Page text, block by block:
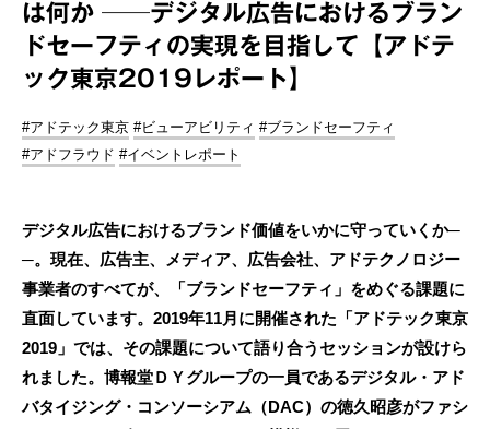
は何か ──デジタル広告におけるブラン
ドセーフティの実現を目指して【アドテ
ック東京2019レポート】
#アドテック東京 #ビューアビリティ #ブランドセーフティ
#アドフラウド #イベントレポート
デジタル広告におけるブランド価値をいかに守っていくか─
─。現在、広告主、メディア、広告会社、アドテクノロジー
事業者のすべてが、「ブランドセーフティ」をめぐる課題に
直面しています。2019年11月に開催された「アドテック東京
2019」では、その課題について語り合うセッションが設けら
れました。博報堂ＤＹグループの一員であるデジタル・アド
バタイジング・コンソーシアム（DAC）の徳久昭彦がファシ